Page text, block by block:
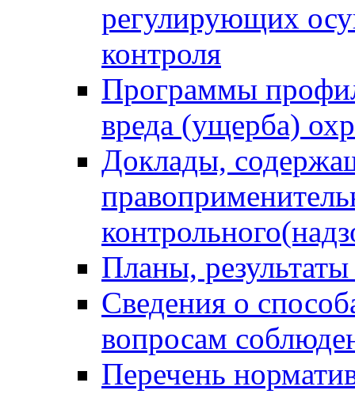
регулирующих
контроля
Программы
вреда (ущерба)
Доклады,
Планы,
Сведения о
вопросам
Перечень